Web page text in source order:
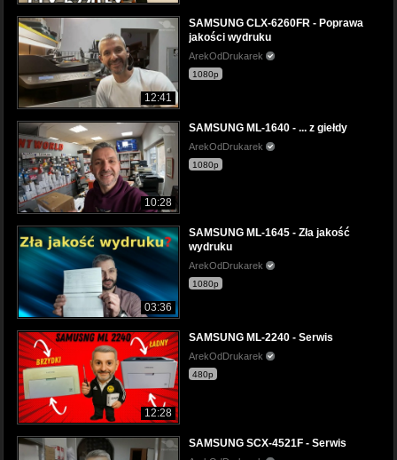
12:41
SAMSUNG CLX-6260FR - Poprawa
jakości wydruku
ArekOdDrukarek
1080p
10:28
SAMSUNG ML-1640 - ... z giełdy
ArekOdDrukarek
1080p
03:36
SAMSUNG ML-1645 - Zła jakość
wydruku
ArekOdDrukarek
1080p
12:28
SAMSUNG ML-2240 - Serwis
ArekOdDrukarek
480p
SAMSUNG SCX-4521F - Serwis